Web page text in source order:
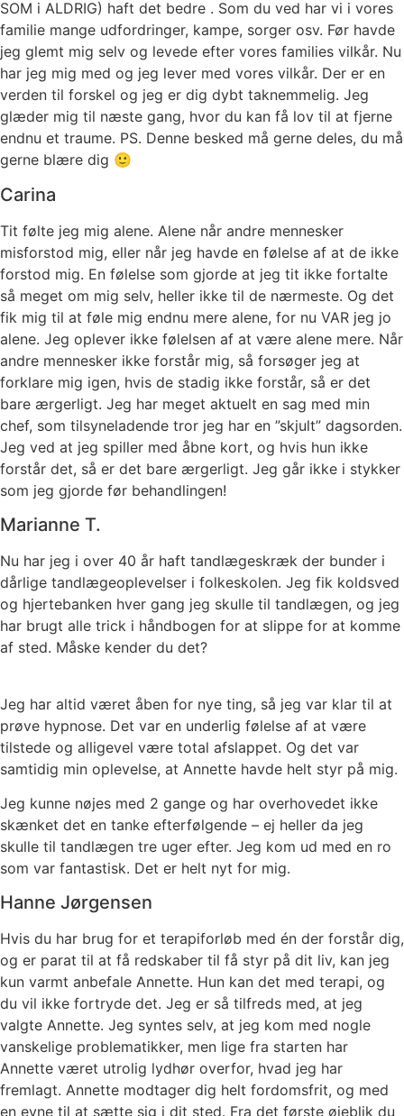
SOM i ALDRIG) haft det bedre . Som du ved har vi i vores
familie mange udfordringer, kampe, sorger osv. Før havde
jeg glemt mig selv og levede efter vores families vilkår. Nu
har jeg mig med og jeg lever med vores vilkår. Der er en
verden til forskel og jeg er dig dybt taknemmelig. Jeg
glæder mig til næste gang, hvor du kan få lov til at fjerne
endnu et traume. PS. Denne besked må gerne deles, du må
gerne blære dig 🙂
Carina
Tit følte jeg mig alene. Alene når andre mennesker
misforstod mig, eller når jeg havde en følelse af at de ikke
forstod mig. En følelse som gjorde at jeg tit ikke fortalte
så meget om mig selv, heller ikke til de nærmeste. Og det
fik mig til at føle mig endnu mere alene, for nu VAR jeg jo
alene. Jeg oplever ikke følelsen af at være alene mere. Når
andre mennesker ikke forstår mig, så forsøger jeg at
forklare mig igen, hvis de stadig ikke forstår, så er det
bare ærgerligt. Jeg har meget aktuelt en sag med min
chef, som tilsyneladende tror jeg har en ”skjult” dagsorden.
Jeg ved at jeg spiller med åbne kort, og hvis hun ikke
forstår det, så er det bare ærgerligt. Jeg går ikke i stykker
som jeg gjorde før behandlingen!
Marianne T.
Nu har jeg i over 40 år haft tandlægeskræk der bunder i
dårlige tandlægeoplevelser i folkeskolen. Jeg fik koldsved
og hjertebanken hver gang jeg skulle til tandlægen, og jeg
har brugt alle trick i håndbogen for at slippe for at komme
af sted. Måske kender du det?
Jeg har altid været åben for nye ting, så jeg var klar til at
prøve hypnose. Det var en underlig følelse af at være
tilstede og alligevel være total afslappet. Og det var
samtidig min oplevelse, at Annette havde helt styr på mig.
Jeg kunne nøjes med 2 gange og har overhovedet ikke
skænket det en tanke efterfølgende – ej heller da jeg
skulle til tandlægen tre uger efter. Jeg kom ud med en ro
som var fantastisk. Det er helt nyt for mig.
Hanne Jørgensen
Hvis du har brug for et terapiforløb med én der forstår dig,
og er parat til at få redskaber til få styr på dit liv, kan jeg
kun varmt anbefale Annette. Hun kan det med terapi, og
du vil ikke fortryde det. Jeg er så tilfreds med, at jeg
valgte Annette. Jeg syntes selv, at jeg kom med nogle
vanskelige problematikker, men lige fra starten har
Annette været utrolig lydhør overfor, hvad jeg har
fremlagt. Annette modtager dig helt fordomsfrit, og med
en evne til at sætte sig i dit sted. Fra det første øjeblik du